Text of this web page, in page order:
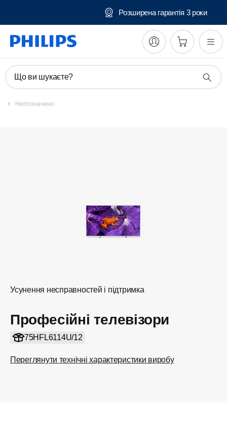
Безкоштовна доставка та повернення
Що ви шукаєте?
Непозначено
Усунення несправностей і підтримка
Професійні телевізори
75HFL6114U/12
Переглянути технічні характеристики виробу
Зареєструвати виріб